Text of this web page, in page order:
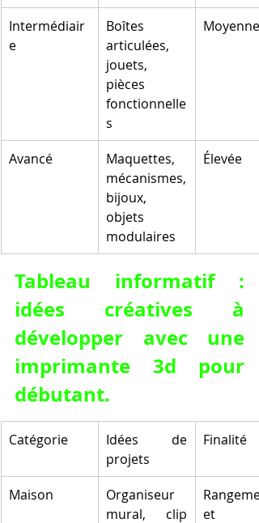
Intermédiair
e
Boîtes
articulées,
jouets,
pièces
fonctionnelle
s
Moyenne
Avancé
Maquettes,
mécanismes,
bijoux,
objets
modulaires
Élevée
Tableau informatif :
idées créatives à
développer avec une
imprimante 3d pour
débutant.
Catégorie
Idées de
projets
Finalité
Maison
Organiseur
mural, clip
et